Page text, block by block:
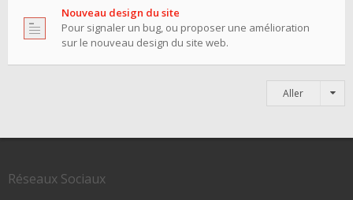
Nouveau design du site
Pour signaler un bug, ou proposer une amélioration
sur le nouveau design du site web.
Aller
Réseaux Sociaux